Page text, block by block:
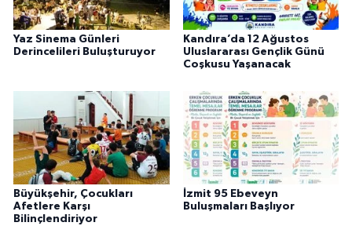
Yaz Sinema Günleri
Derincelileri Buluşturuyor
Kandıra’da 12 Ağustos
Uluslararası Gençlik Günü
Coşkusu Yaşanacak
Büyükşehir, Çocukları
Afetlere Karşı
Bilinçlendiriyor
İzmit 95 Ebeveyn
Buluşmaları Başlıyor